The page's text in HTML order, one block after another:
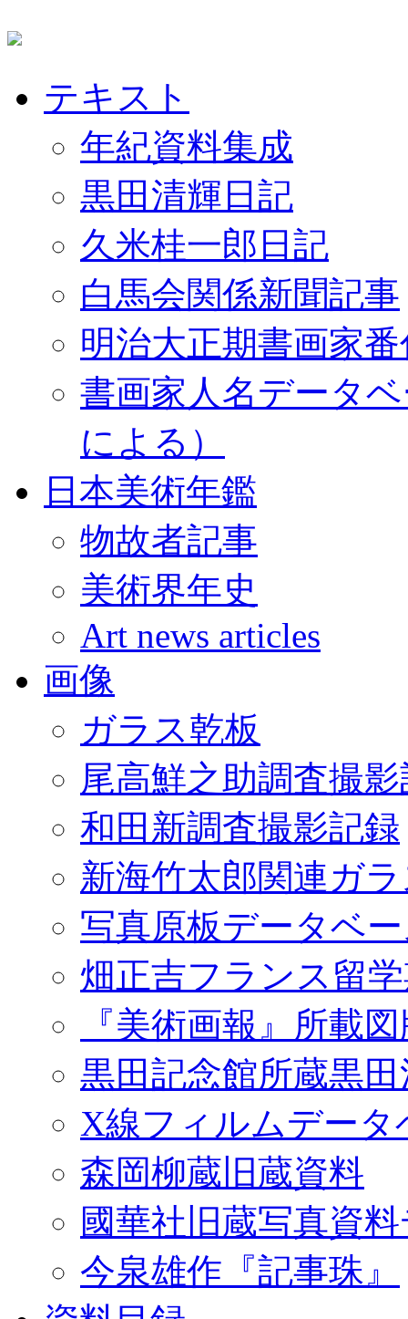
テキスト
年紀資料集成
黒田清輝日記
久米桂一郎日記
白馬会関係新聞記事
明治大正期書画家
書画家人名データ
による）
日本美術年鑑
物故者記事
美術界年史
Art news articles
画像
ガラス乾板
尾高鮮之助調査撮
和田新調査撮影記録
新海竹太郎関連ガ
写真原板データベ
畑正吉フランス留
『美術画報』所載
黒田記念館所蔵黒
X線フィルムデータ
森岡柳蔵旧蔵資料
國華社旧蔵写真資
今泉雄作『記事珠』